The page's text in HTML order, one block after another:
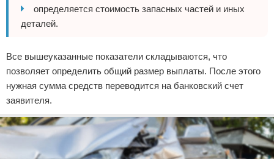
определяется стоимость запасных частей и иных
деталей.
Все вышеуказанные показатели складываются, что
позволяет определить общий размер выплаты. После этого
нужная сумма средств переводится на банковский счет
заявителя.